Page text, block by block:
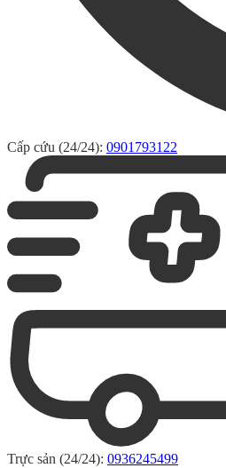
Cấp cứu (24/24): 0901793122
Trực sản (24/24): 0936245499